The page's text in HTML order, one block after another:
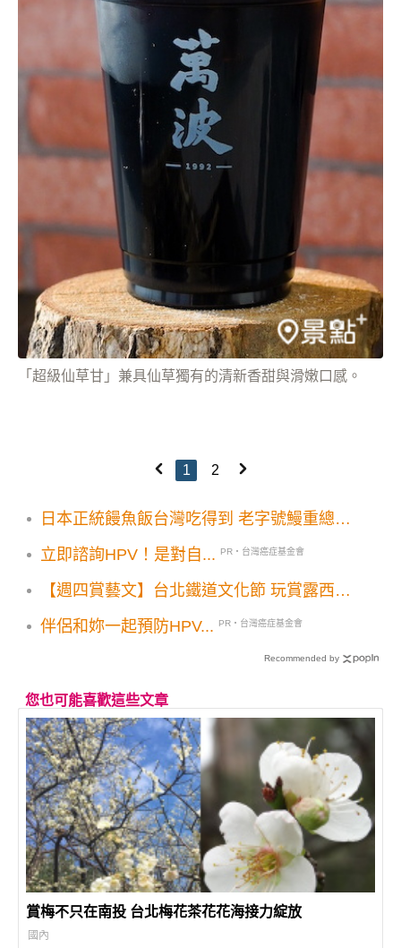
「超級仙草甘」兼具仙草獨有的清新香甜與滑嫩口感。
1 2
日本正統饅魚飯台灣吃得到 老字號鰻重總本
立即諮詢HPV！是對自...
PR・台灣癌症基金會
【週四賞藝文】台北鐵道文化節 玩賞露西台
伴侶和妳一起預防HPV...
PR・台灣癌症基金會
Recommended by
您也可能喜歡這些文章
賞梅不只在南投 台北梅花茶花花海接力綻放
國內